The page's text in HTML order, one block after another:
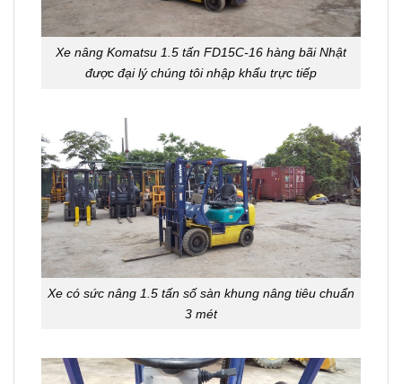
Xe nâng Komatsu 1.5 tấn FD15C-16 hàng bãi Nhật
được đại lý chúng tôi nhập khẩu trực tiếp
Xe có sức nâng 1.5 tấn số sàn khung nâng tiêu chuẩn
3 mét